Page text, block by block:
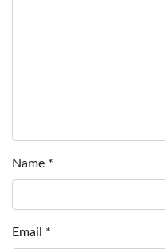
Name *
Email *